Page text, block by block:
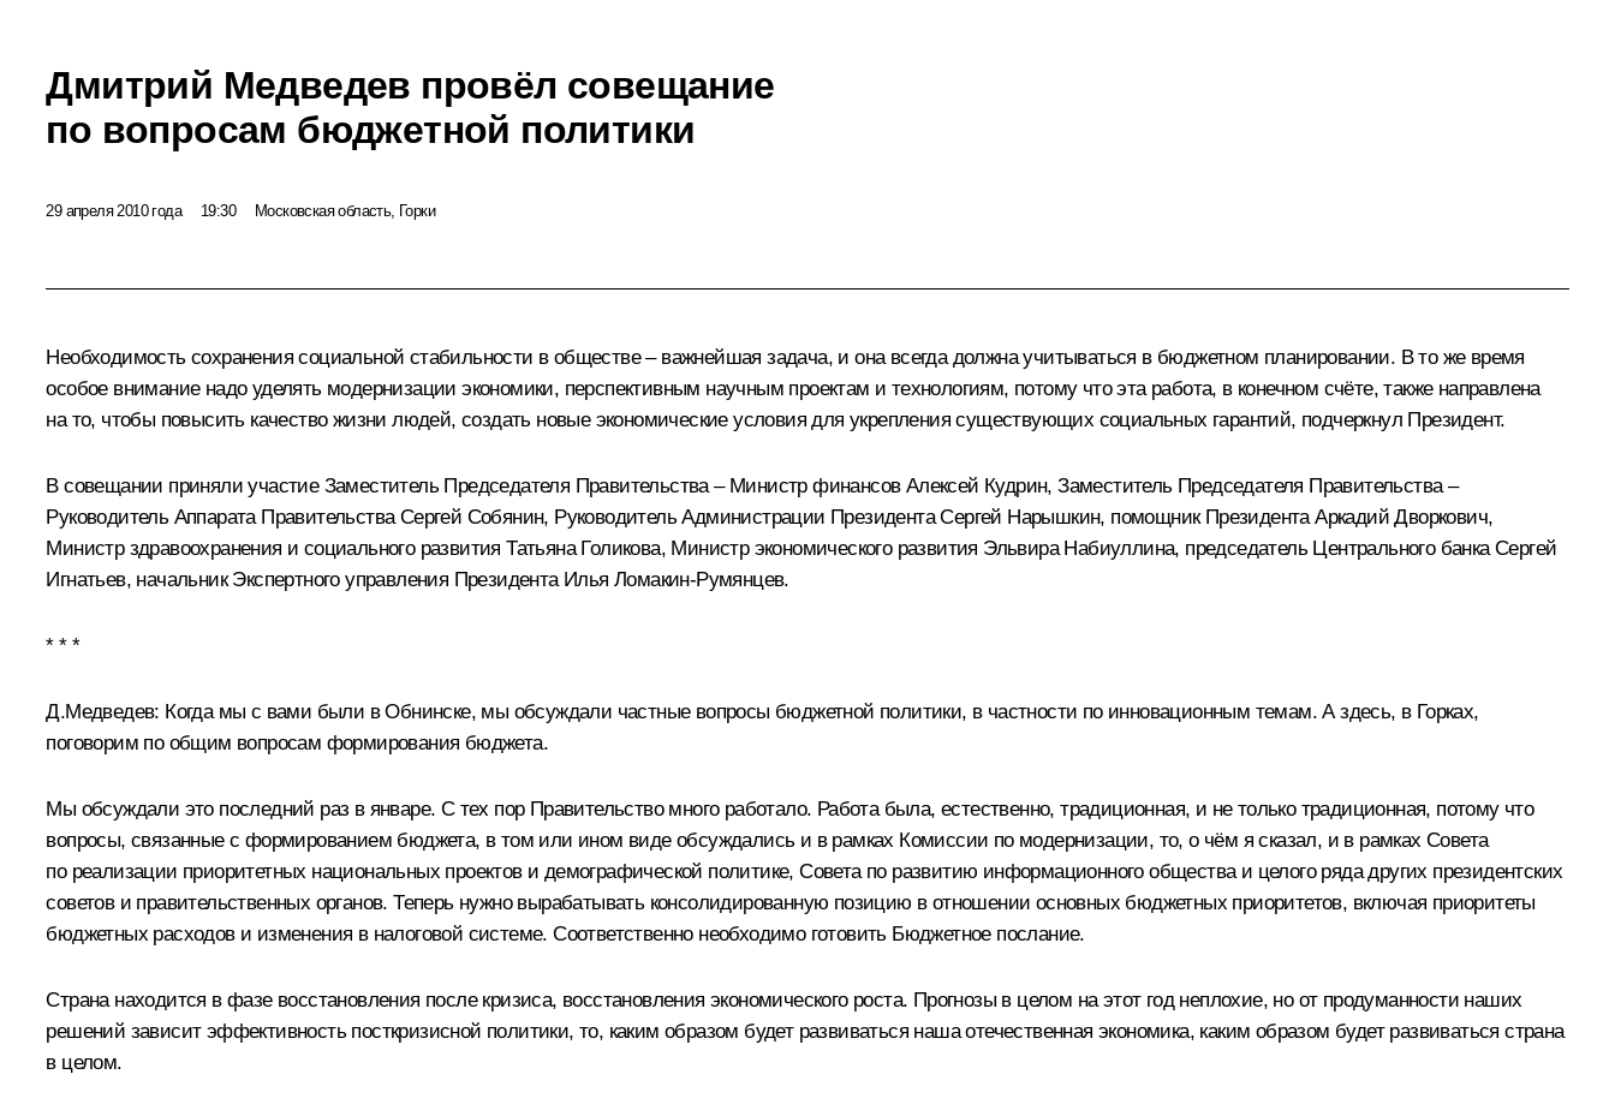
Дмитрий Медведев провёл совещание
по вопросам бюджетной политики
29 апреля 2010 года 19:30 Московская область, Горки
Необходимость сохранения социальной стабильности в обществе – важнейшая задача, и она всегда должна учитываться в бюджетном планировании. В то же время
особое внимание надо уделять модернизации экономики, перспективным научным проектам и технологиям, потому что эта работа, в конечном счёте, также направлена
на то, чтобы повысить качество жизни людей, создать новые экономические условия для укрепления существующих социальных гарантий, подчеркнул Президент.
В совещании приняли участие Заместитель Председателя Правительства – Министр финансов Алексей Кудрин, Заместитель Председателя Правительства –
Руководитель Аппарата Правительства Сергей Собянин, Руководитель Администрации Президента Сергей Нарышкин, помощник Президента Аркадий Дворкович,
Министр здравоохранения и социального развития Татьяна Голикова, Министр экономического развития Эльвира Набиуллина, председатель Центрального банка Сергей
Игнатьев, начальник Экспертного управления Президента Илья Ломакин-Румянцев.
* * *
Д.Медведев: Когда мы с вами были в Обнинске, мы обсуждали частные вопросы бюджетной политики, в частности по инновационным темам. А здесь, в Горках,
поговорим по общим вопросам формирования бюджета.
Мы обсуждали это последний раз в январе. С тех пор Правительство много работало. Работа была, естественно, традиционная, и не только традиционная, потому что
вопросы, связанные с формированием бюджета, в том или ином виде обсуждались и в рамках Комиссии по модернизации, то, о чём я сказал, и в рамках Совета
по реализации приоритетных национальных проектов и демографической политике, Совета по развитию информационного общества и целого ряда других президентских
советов и правительственных органов. Теперь нужно вырабатывать консолидированную позицию в отношении основных бюджетных приоритетов, включая приоритеты
бюджетных расходов и изменения в налоговой системе. Соответственно необходимо готовить Бюджетное послание.
Страна находится в фазе восстановления после кризиса, восстановления экономического роста. Прогнозы в целом на этот год неплохие, но от продуманности наших
решений зависит эффективность посткризисной политики, то, каким образом будет развиваться наша отечественная экономика, каким образом будет развиваться страна
в целом.